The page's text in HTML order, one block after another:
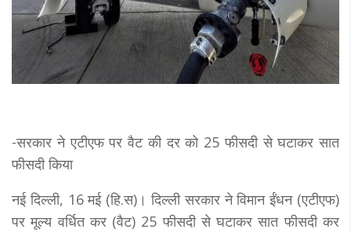
-सरकार ने एटीएफ पर वैट की दर को 25 फीसदी से घटाकर सात
फीसदी किया
नई दिल्ली, 16 मई (हि.स)। दिल्ली सरकार ने विमान ईंधन (एटीएफ)
पर मूल्य वर्धित कर (वैट) 25 फीसदी से घटाकर सात फीसदी कर